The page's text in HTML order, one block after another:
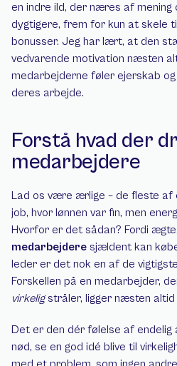
en indre ild, der næres af mening
dygtigere, frem for kun at skele
bonusser. Jeg har lært, at den
vedvarende motivation næsten
medarbejderne føler ejerskab og
deres arbejde.
Forstå hvad der
medarbejdere
Lad os være ærlige – de fleste
job, hvor lønnen var fin, men
Hvorfor er det sådan? Fordi
medarbejdere sjældent kan
leder er det nok en af de
virkelig stråler, ligger næsten altid
Det er den dér følelse af
nød, se en god idé blive til